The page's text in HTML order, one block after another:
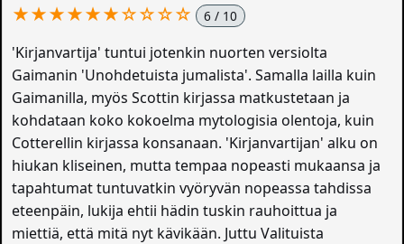
★★★★★★☆☆☆☆ 6 / 10
'Kirjanvartija' tuntui jotenkin nuorten versiolta
Gaimanin 'Unohdetuista jumalista'. Samalla lailla kuin
Gaimanilla, myös Scottin kirjassa matkustetaan ja
kohdataan koko kokoelma mytologisia olentoja, kuin
Cotterellin kirjassa konsanaan. 'Kirjanvartijan' alku on
hiukan kliseinen, mutta tempaa nopeasti mukaansa ja
tapahtumat tuntuvatkin vyöryvän nopeassa tahdissa
eteenpäin, lukija ehtii hädin tuskin rauhoittua ja
miettiä, että mitä nyt kävikään. Juttu Valituista